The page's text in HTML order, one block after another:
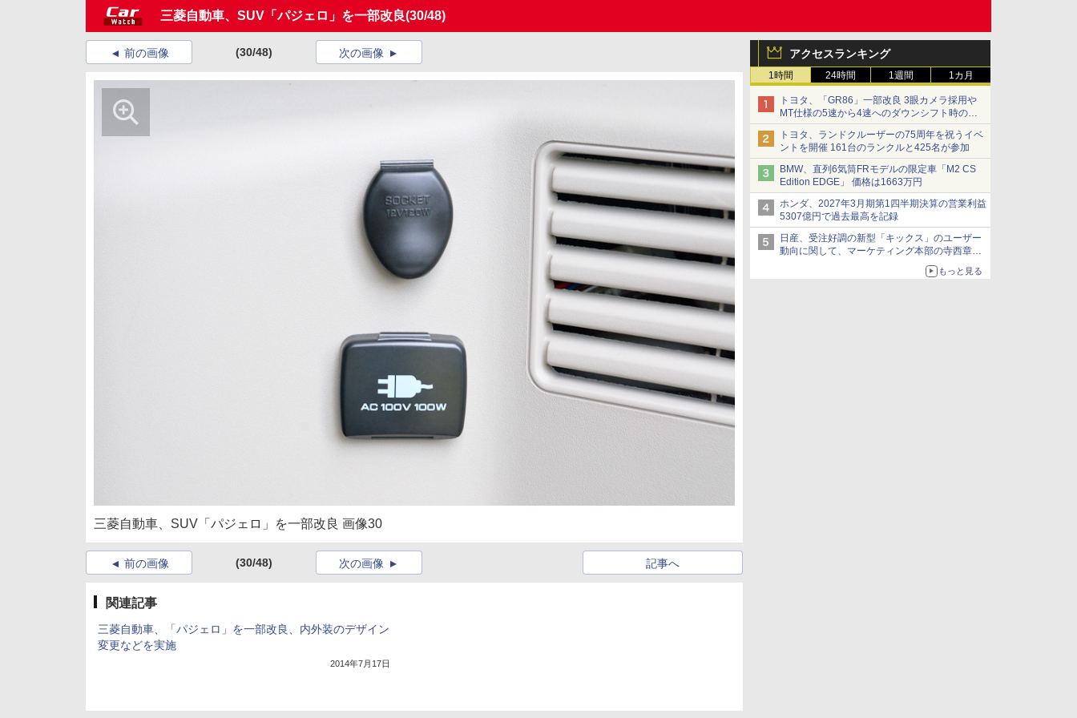
三菱自動車、SUV「パジェロ」を一部改良(30/48)
アクセスランキング
1時間 24時間 1週間 1カ月
トヨタ、「GR86」一部改良 3眼カメラ採用や
MT仕様の5速から4速へのダウンシフト時の操
作性向上など
トヨタ、ランドクルーザーの75周年を祝うイベ
ントを開催 161台のランクルと425名が参加
BMW、直列6気筒FRモデルの限定車「M2 CS
Edition EDGE」 価格は1663万円
ホンダ、2027年3月期第1四半期決算の営業利益
5307億円で過去最高を記録
日産、受注好調の新型「キックス」のユーザー
動向に関して、マーケティング本部の寺西章氏
もっと見る
前の画像 (30/48) 次の画像
三菱自動車、SUV「パジェロ」を一部改良 画像30
前の画像 (30/48) 記事へ
次の画像
関連記事
三菱自動車、「パジェロ」を一部改良、内外装のデザイン
変更などを実施
2014年7月17日